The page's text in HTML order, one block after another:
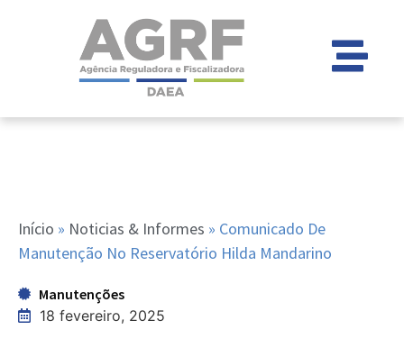
Início » Noticias & Informes » Comunicado De
Manutenção No Reservatório Hilda Mandarino
Manutenções
18 fevereiro, 2025